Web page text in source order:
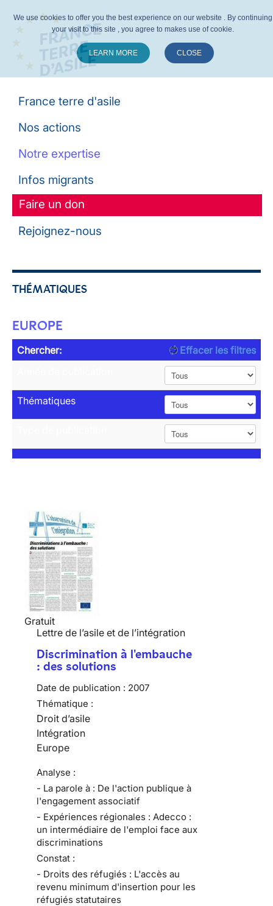
France terre d'asile
Nos actions
Notre expertise
Infos migrants
Faire un don
Rejoignez-nous
THÉMATIQUES
EUROPE
Chercher:
Effacer les filtres
Thématiques
Gratuit
Lettre de l’asile et de l’intégration
Discrimination à l'embauche
: des solutions
Date de publication : 2007
Thématique :
Droit d’asile
Intégration
Europe
Analyse :
- La parole à : De l'action publique à
l'engagement associatif
- Expériences régionales : Adecco :
un intermédiaire de l'emploi face aux
discriminations
Constat :
- Droits des réfugiés : L'accès au
revenu minimum d'insertion pour les
réfugiés statutaires
We use cookies to offer you the best experience on our website . By continuing
your visit to this site , you agree to makes use of cookie.
LEARN MORE CLOSE